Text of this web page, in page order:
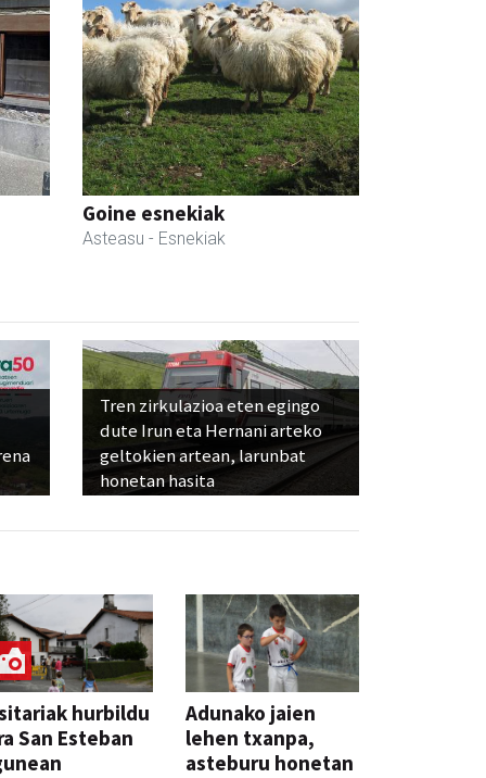
Goine esnekiak
Asteasu - Esnekiak
Tren zirkulazioa eten egingo
dute Irun eta Hernani arteko
geltokien artean, larunbat
honetan hasita
hurbildu
San Esteban
Adunako jaien
lehen txanpa,
asteburu honetan